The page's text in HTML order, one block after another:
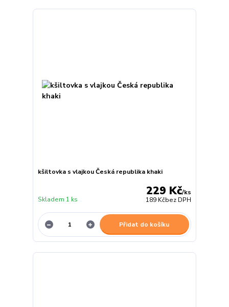
kšiltovka s vlajkou Česká republika khaki
229 Kč/ks
189 Kčbez DPH
Skladem 1 ks
Přidat do košíku